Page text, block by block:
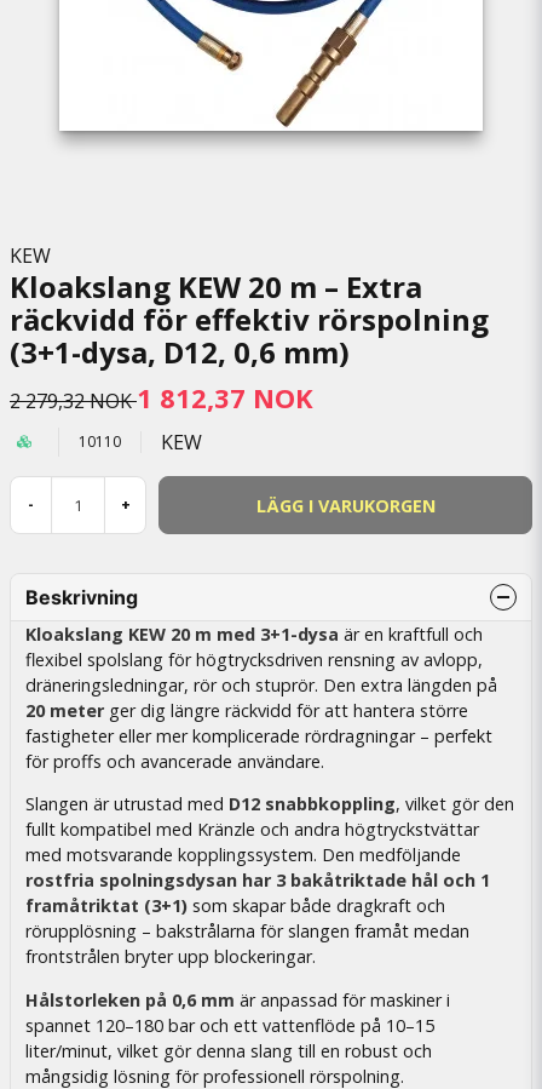
KEW
Kloakslang KEW 20 m – Extra
räckvidd för effektiv rörspolning
(3+1-dysa, D12, 0,6 mm)
2 279,32 NOK1 812,37 NOK
10110 KEW
- + LÄGG I VARUKORGEN
Beskrivning
Kloakslang KEW 20 m med 3+1-dysa är en kraftfull och
flexibel spolslang för högtrycksdriven rensning av avlopp,
dräneringsledningar, rör och stuprör. Den extra längden på
20 meter ger dig längre räckvidd för att hantera större
fastigheter eller mer komplicerade rördragningar – perfekt
för proffs och avancerade användare.
Slangen är utrustad med D12 snabbkoppling, vilket gör den
fullt kompatibel med Kränzle och andra högtryckstvättar
med motsvarande kopplingssystem. Den medföljande
rostfria spolningsdysan har 3 bakåtriktade hål och 1
framåtriktat (3+1) som skapar både dragkraft och
rörupplösning – bakstrålarna för slangen framåt medan
frontstrålen bryter upp blockeringar.
Hålstorleken på 0,6 mm är anpassad för maskiner i
spannet 120–180 bar och ett vattenflöde på 10–15
liter/minut, vilket gör denna slang till en robust och
mångsidig lösning för professionell rörspolning.